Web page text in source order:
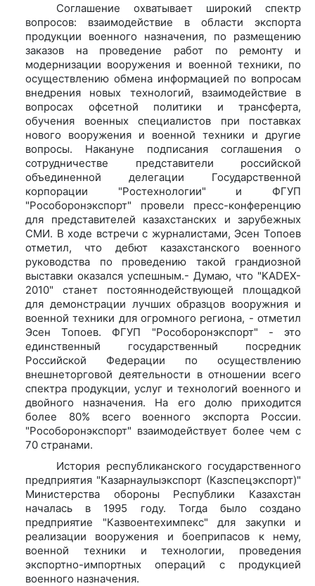
Соглашение охватывает широкий спектр
вопросов: взаимодействие в области экспорта
продукции военного назначения, по размещению
заказов на проведение работ по ремонту и
модернизации вооружения и военной техники, по
осуществлению обмена информацией по вопросам
внедрения новых технологий, взаимодействие в
вопросах офсетной политики и трансферта,
обучения военных специалистов при поставках
нового вооружения и военной техники и другие
вопросы. Накануне подписания соглашения о
сотрудничестве представители российской
объединенной делегации Государственной
корпорации "Ростехнологии" и ФГУП
"Рособоронэкспорт" провели пресс-конференцию
для представителей казахстанских и зарубежных
СМИ. В ходе встречи с журналистами, Эсен Топоев
отметил, что дебют казахстанского военного
руководства по проведению такой грандиозной
выставки оказался успешным.- Думаю, что "KADEX-
2010" станет постояннодействующей площадкой
для демонстрации лучших образцов вооружния и
военной техники для огромного региона, - отметил
Эсен Топоев. ФГУП "Рособоронэкспорт" - это
единственный государственный посредник
Российской Федерации по осуществлению
внешнеторговой деятельности в отношении всего
спектра продукции, услуг и технологий военного и
двойного назначения. На его долю приходится
более 80% всего военного экспорта России.
"Рособоронэкспорт" взаимодействует более чем с
70 странами.
История республиканского государственного
предприятия "Казарнаулыэкспорт (Казспецэкспорт)"
Министерства обороны Республики Казахстан
началась в 1995 году. Тогда было создано
предприятие "Казвоентехимпекс" для закупки и
реализации вооружения и боеприпасов к нему,
военной техники и технологии, проведения
экспортно-импортных операций с продукцией
военного назначения.